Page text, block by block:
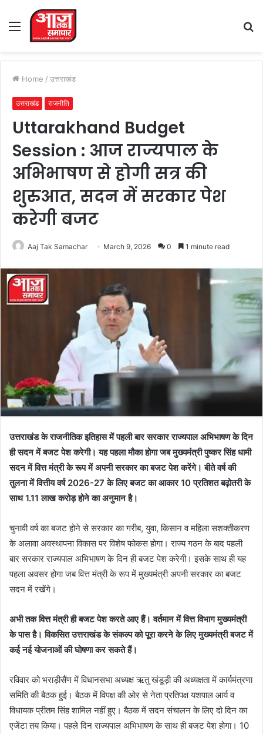
Menu
Home / उत्तराखंड
उत्तराखंड राजनीति
Uttarakhand Budget
Session : आज राज्यपाल के
अभिभाषण से होगी सत्र की
शुरुआत, सदन में सरकार पेश
करेगी बजट
Aaj Tak Samachar March 9, 2026 0 1 minute read
उत्तराखंड के राजनीतिक इतिहास में पहली बार सरकार राज्यपाल अभिभाषण के दिन
ही सदन में बजट पेश करेगी। यह पहला मौका होगा जब मुख्यमंंत्री पुष्कर सिंह धामी
सदन में वित्त मंत्री के रूप में अपनी सरकार का बजट पेश करेंगे। बीते वर्ष की
तुलना में वित्तीय वर्ष 2026-27 के लिए बजट का आकार 10 प्रतिशत बढ़ोतरी के
साथ 1.11 लाख करोड़ होने का अनुमान है।
चुनावी वर्ष का बजट होने से सरकार का गरीब, युवा, किसान व महिला सशक्तीकरण
के अलावा अवस्थापना विकास पर विशेष फोकस होगा। राज्य गठन के बाद पहली
बार सरकार राज्यपाल अभिभाषण के दिन ही बजट पेश करेगी। इसके साथ ही यह
पहला अवसर होगा जब वित्त मंत्री के रूप में मुख्यमंत्री अपनी सरकार का बजट
सदन में रखेंगे।
अभी तक वित्त मंत्री ही बजट पेश करते आए हैं। वर्तमान में वित्त विभाग मुख्यमंत्री
के पास है। विकसित उत्तराखंड के संकल्प को पूरा करने के लिए मुख्यमंत्री बजट में
कई नई योजनाओं की घोषणा कर सकते हैं।
रविवार को भराड़ीसैंण में विधानसभा अध्यक्ष ऋतु खंडूड़ी की अध्यक्षता में कार्यमंत्रणा
समिति की बैठक हुई। बैठक में विपक्ष की ओर से नेता प्रतिपक्ष यशपाल आर्य व
विधायक प्रीतम सिंह शामिल नहीं हुए। बैठक में सदन संचालन के लिए दो दिन का
एजेंटा तय किया। पहले दिन राज्यपाल अभिभाषण के साथ ही बजट पेश होगा। 10